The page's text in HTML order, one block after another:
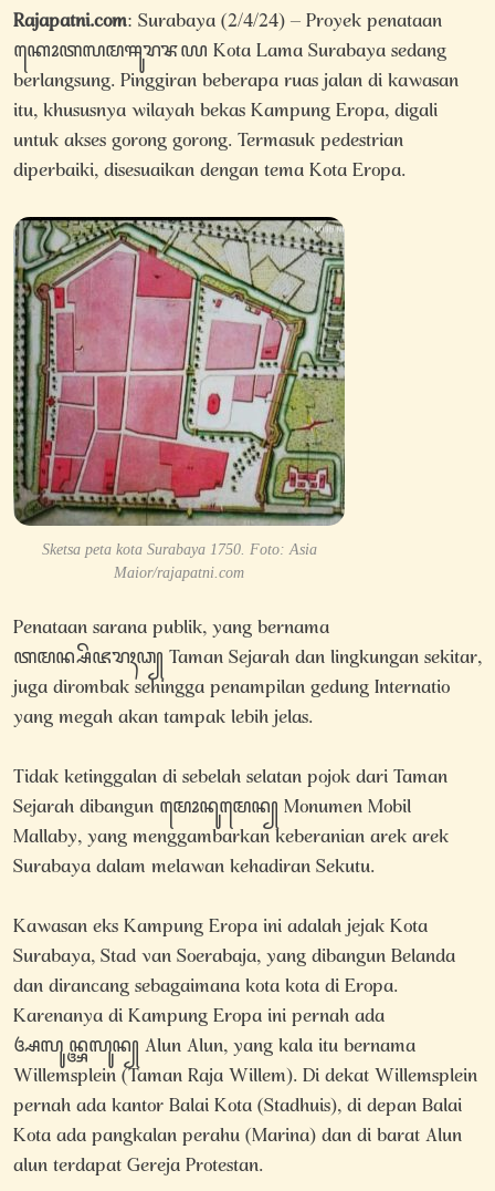
Rajapatni.com: Surabaya (2/4/24) – Proyek penataan
ꦏꦺꦴꦠꦭꦩꦯꦸꦫꦨꦪ Kota Lama Surabaya sedang
berlangsung. Pinggiran beberapa ruas jalan di kawasan
itu, khususnya wilayah bekas Kampung Eropa, digali
untuk akses gorong gorong. Termasuk pedestrian
diperbaiki, disesuaikan dengan tema Kota Eropa.
Sketsa peta kota Surabaya 1750. Foto: Asia
Maior/rajapatni.com
Penataan sarana publik, yang bernama
ꦠꦩꦤ꧀ꦱꦼꦗꦫꦃꦣ꧀ Taman Sejarah dan lingkungan sekitar,
juga dirombak sehingga penampilan gedung Internatio
yang megah akan tampak lebih jelas.
Tidak ketinggalan di sebelah selatan pojok dari Taman
Sejarah dibangun ꦩꦺꦴꦤꦸꦩꦺꦤ꧀ Monumen Mobil
Mallaby, yang menggambarkan keberanian arek arek
Surabaya dalam melawan kehadiran Sekutu.
Kawasan eks Kampung Eropa ini adalah jejak Kota
Surabaya, Stad van Soerabaja, yang dibangun Belanda
dan dirancang sebagaimana kota kota di Eropa.
Karenanya di Kampung Eropa ini pernah ada
ꦄꦭꦸꦤ꧀ꦄꦭꦸꦤ꧀‌ Alun Alun, yang kala itu bernama
Willemsplein (Taman Raja Willem). Di dekat Willemsplein
pernah ada kantor Balai Kota (Stadhuis), di depan Balai
Kota ada pangkalan perahu (Marina) dan di barat Alun
alun terdapat Gereja Protestan.